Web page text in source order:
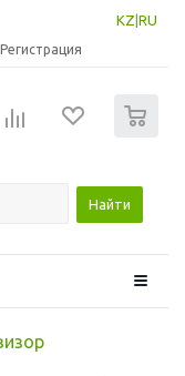
KZ RU
Регистрация
Найти